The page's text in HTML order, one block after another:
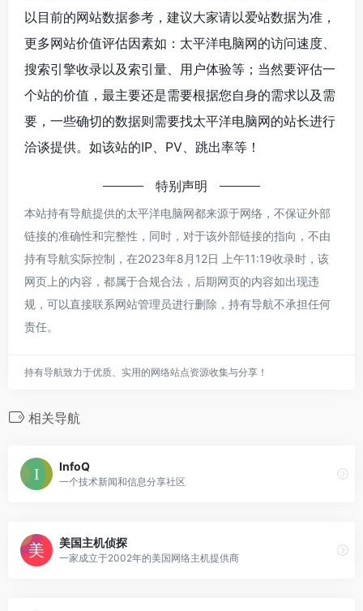
以目前的网站数据参考，建议大家请以爱站数据为准，
更多网站价值评估因素如：太平洋电脑网的访问速度、
搜索引擎收录以及索引量、用户体验等；当然要评估一
个站的价值，最主要还是需要根据您自身的需求以及需
要，一些确切的数据则需要找太平洋电脑网的站长进行
洽谈提供。如该站的IP、PV、跳出率等！
特别声明
本站持有导航提供的太平洋电脑网都来源于网络，不保证外部
链接的准确性和完整性，同时，对于该外部链接的指向，不由
持有导航实际控制，在2023年8月12日 上午11:19收录时，该
网页上的内容，都属于合规合法，后期网页的内容如出现违
规，可以直接联系网站管理员进行删除，持有导航不承担任何
责任。
持有导航致力于优质、实用的网络站点资源收集与分享！
相关导航
InfoQ
一个技术新闻和信息分享社区
美国主机侦探
一家成立于2002年的美国网络主机提供商